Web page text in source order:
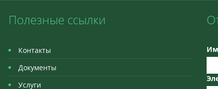
Полезные ссылки
Контакты
Документы
Услуги